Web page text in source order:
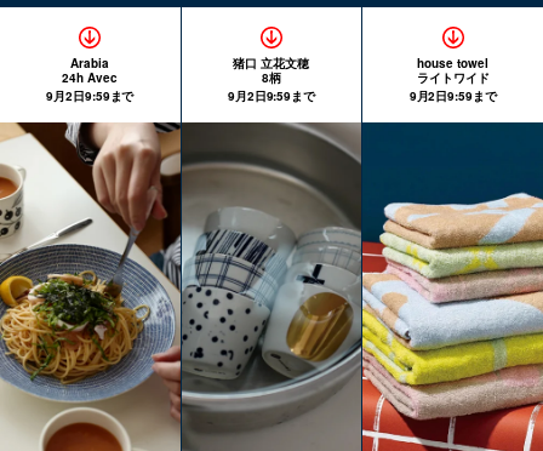
Arabia
24h Avec
9月2日9:59まで
猪口 立花文穂
8柄
9月2日9:59まで
house towel
ライトワイド
9月2日9:59まで